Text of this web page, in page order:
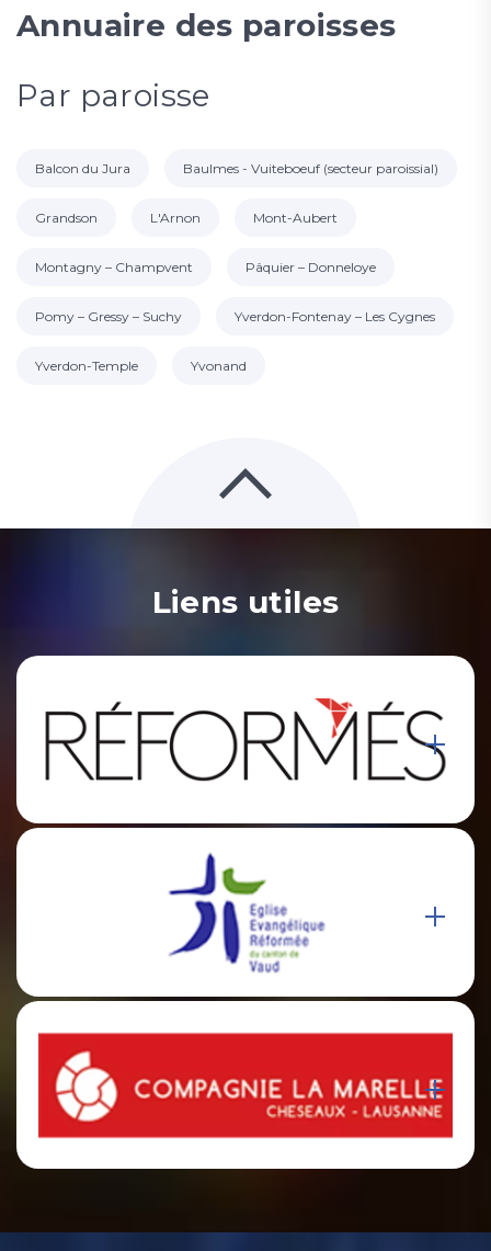
Annuaire des paroisses
Par paroisse
Balcon du Jura Baulmes - Vuiteboeuf (secteur paroissial)
Grandson L'Arnon Mont-Aubert
Montagny – Champvent Pâquier – Donneloye
Pomy – Gressy – Suchy Yverdon-Fontenay – Les Cygnes
Yverdon-Temple Yvonand
Liens utiles